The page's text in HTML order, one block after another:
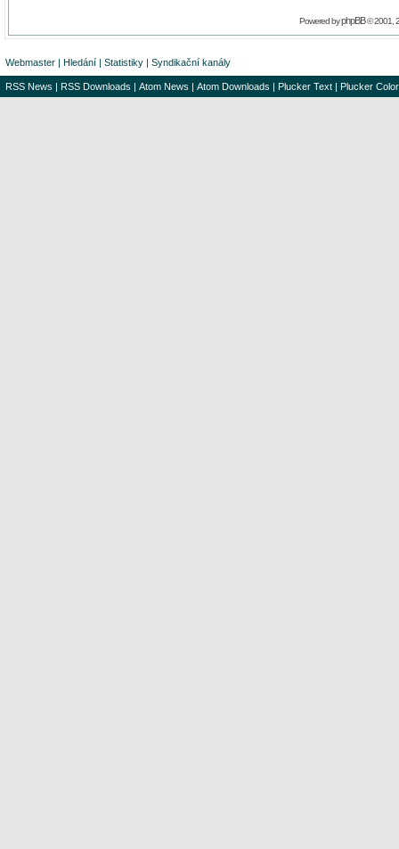
Powered byphpBB© 2001,
Webmaster | Hledání | Statistiky | Syndikační kanály
RSS News | RSS Downloads | Atom News | Atom Downloads | Plucker Text | Plucker Color